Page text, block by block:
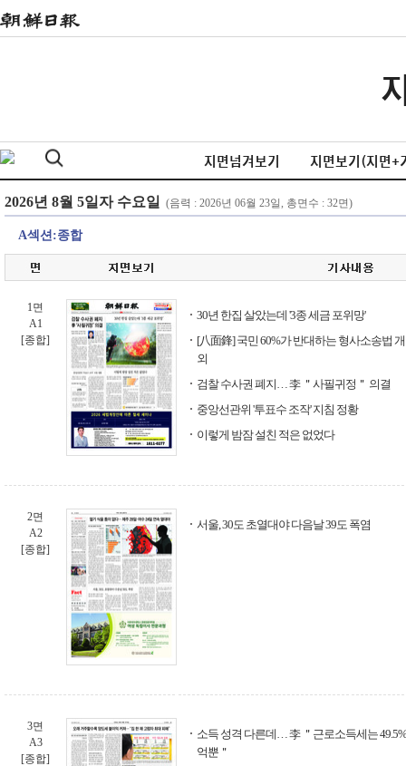
지면넘겨보기 지면보기(지면+
A섹션:종합
1면
A1
[종합]
30년 한집 살았는데 '3종 세금 포위망'
[八面鋒] 국민 60%가 반대하는 형사소송법
외
검찰 수사권 폐지… 李 ＂사필귀정＂ 의결
중앙선관위 '투표수 조작' 지침 정황
이렇게 밤잠 설친 적은 없었다
2면
A2
[종합]
서울, 30도 초열대야 다음날 39도 폭염
3면
A3
[종합]
소득 성격 다른데… 李 ＂근로소득세는
억뿐＂